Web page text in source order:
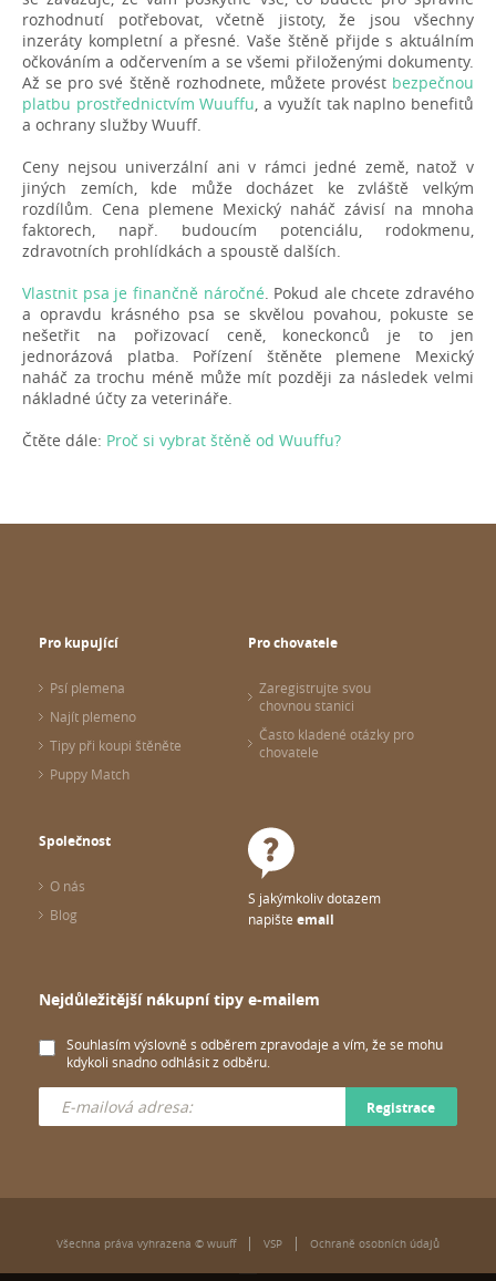
rozhodnutí potřebovat, včetně jistoty, že jsou všechny
inzeráty kompletní a přesné. Vaše štěně přijde s aktuálním
očkováním a odčervením a se všemi přiloženými dokumenty.
Až se pro své štěně rozhodnete, můžete provést bezpečnou
platbu prostřednictvím Wuuffu , a využít tak naplno benefitů
a ochrany služby Wuuff.
Ceny nejsou univerzální ani v rámci jedné země, natož v
jiných zemích, kde může docházet ke zvláště velkým
rozdílům. Cena plemene Mexický naháč závisí na mnoha
faktorech, např. budoucím potenciálu, rodokmenu,
zdravotních prohlídkách a spoustě dalších.
Vlastnit psa je finančně náročné . Pokud ale chcete zdravého
a opravdu krásného psa se skvělou povahou, pokuste se
nešetřit na pořizovací ceně, koneckonců je to jen
jednorázová platba. Pořízení štěněte plemene Mexický
naháč za trochu méně může mít později za následek velmi
nákladné účty za veterináře.
Čtěte dále: Proč si vybrat štěně od Wuuffu?
Pro kupující
Psí plemena
Najít plemeno
Tipy při koupi štěněte
Puppy Match
Pro chovatele
Zaregistrujte svou
chovnou stanici
Často kladené otázky pro
chovatele
Společnost
O nás
Blog
S jakýmkoliv dotazem
napište email
Nejdůležitější nákupní tipy e-mailem
Souhlasím výslovně s odběrem zpravodaje a vím, že se mohu
kdykoli snadno odhlásit z odběru.
Registrace
Všechna práva vyhrazena © wuuff VSP Ochraně osobních údajů